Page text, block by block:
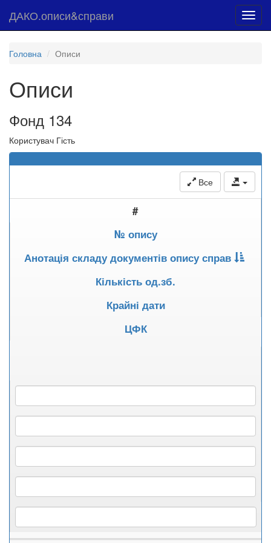
ДАКО.описи&справи
Головна Описи
Описи
Фонд 134
Користувач Гість
Все
#
№ опису
Анотація складу документів опису справ
Кількість од.зб.
Крайні дати
ЦФК